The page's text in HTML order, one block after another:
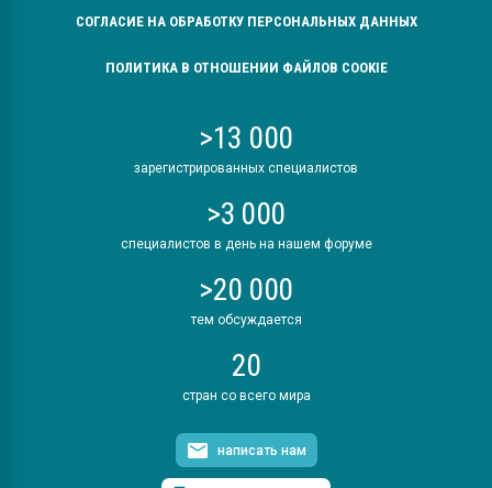
СОГЛАСИЕ НА ОБРАБОТКУ ПЕРСОНАЛЬНЫХ ДАННЫХ
ПОЛИТИКА В ОТНОШЕНИИ ФАЙЛОВ COOKIE
>13 000
зарегистрированных специалистов
>3 000
специалистов в день на нашем форуме
>20 000
тем обсуждается
20
стран со всего мира
написать нам